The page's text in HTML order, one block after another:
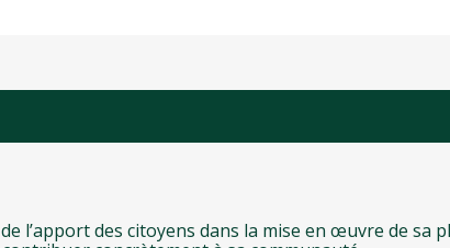
l’apport des citoyens dans la mise en œuvre de sa